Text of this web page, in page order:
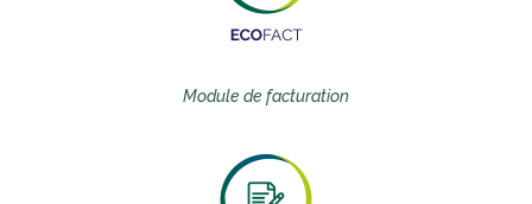
Module de facturation